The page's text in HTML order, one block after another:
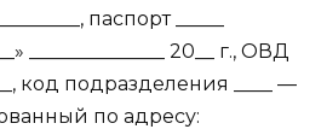
паспорт _____
______________ 20__ г., ОВД
код подразделения ____ —
по адресу: